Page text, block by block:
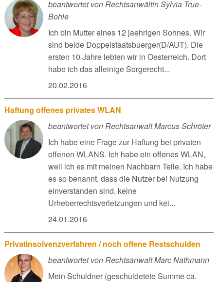
beantwortet von Rechtsanwältin Sylvia True-
Bohle
Ich bin Mutter eines 12 jaehrigen Sohnes. Wir
sind beide Doppelstaatsbuerger(D/AUT). Die
ersten 10 Jahre lebten wir in Oesterreich. Dort
habe ich das alleinige Sorgerecht...
20.02.2016
Haftung offenes privates WLAN
beantwortet von Rechtsanwalt Marcus Schröter
Ich habe eine Frage zur Haftung bei privaten
offenen WLANS. Ich habe ein offenes WLAN,
weil ich es mit meinen Nachbarn Teile. Ich habe
es so benannt, dass die Nutzer bei Nutzung
einverstanden sind, keine
Urheberrechtsverletzungen und kei...
24.01.2016
Privatinsolvenzverfahren / noch offene Restschulden
beantwortet von Rechtsanwalt Marc Nathmann
Mein Schuldner (geschuldetete Summe ca.